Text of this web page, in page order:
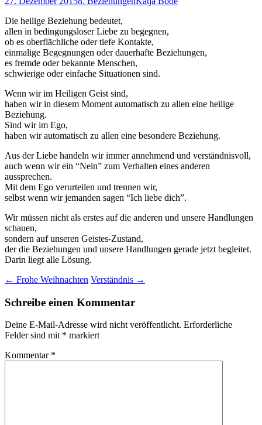
Die heilige Beziehung bedeutet,
allen in bedingungsloser Liebe zu begegnen,
ob es oberflächliche oder tiefe Kontakte,
einmalige Begegnungen oder dauerhafte Beziehungen,
es fremde oder bekannte Menschen,
schwierige oder einfache Situationen sind.
Wenn wir im Heiligen Geist sind,
haben wir in diesem Moment automatisch zu allen eine heilige
Beziehung.
Sind wir im Ego,
haben wir automatisch zu allen eine besondere Beziehung.
Aus der Liebe handeln wir immer annehmend und verständnisvoll,
auch wenn wir ein “Nein” zum Verhalten eines anderen
aussprechen.
Mit dem Ego verurteilen und trennen wir,
selbst wenn wir jemanden sagen “Ich liebe dich”.
Wir müssen nicht als erstes auf die anderen und unsere Handlungen
schauen,
sondern auf unseren Geistes-Zustand,
der die Beziehungen und unsere Handlungen gerade jetzt begleitet.
Darin liegt alle Lösung.
Beitragsnavigation
← Frohe Weihnachten Verständnis →
Schreibe einen Kommentar
Deine E-Mail-Adresse wird nicht veröffentlicht. Erforderliche
Felder sind mit * markiert
Kommentar *